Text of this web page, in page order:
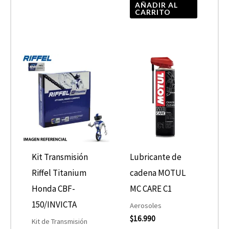
AÑADIR AL
CARRITO
Kit Transmisión
Riffel Titanium
Honda CBF-
150/INVICTA
Kit de Transmisión
Lubricante de
cadena MOTUL
MC CARE C1
Aerosoles
$16.990